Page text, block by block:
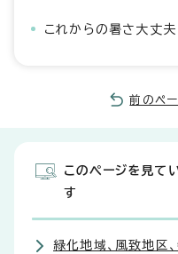
これからの暑さ大丈夫
前のペ
このページを見て
す
緑化地域、風致地区